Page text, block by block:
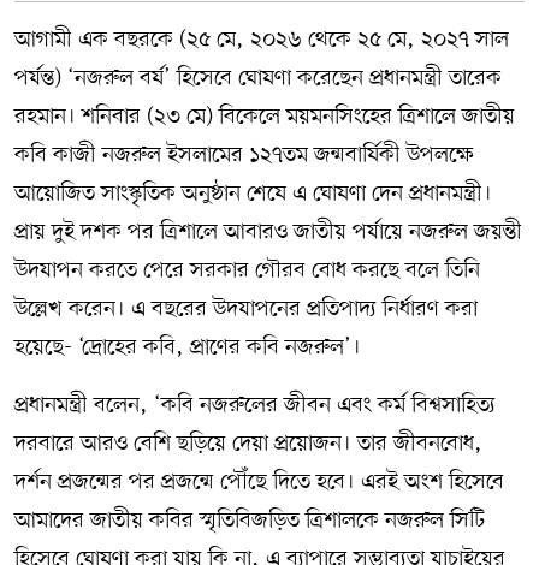
আগামী এক বছরকে (২৫ মে, ২০২৬ থেকে ২৫ মে, ২০২৭ সাল
পর্যন্ত) ‘নজরুল বর্ষ’ হিসেবে ঘোষণা করেছেন প্রধানমন্ত্রী তারেক
রহমান। শনিবার (২৩ মে) বিকেলে ময়মনসিংহের ত্রিশালে জাতীয়
কবি কাজী নজরুল ইসলামের ১২৭তম জন্মবার্ষিকী উপলক্ষে
আয়োজিত সাংস্কৃতিক অনুষ্ঠান শেষে এ ঘোষণা দেন প্রধানমন্ত্রী।
প্রায় দুই দশক পর ত্রিশালে আবারও জাতীয় পর্যায়ে নজরুল জয়ন্তী
উদযাপন করতে পেরে সরকার গৌরব বোধ করছে বলে তিনি
উল্লেখ করেন। এ বছরের উদযাপনের প্রতিপাদ্য নির্ধারণ করা
হয়েছে- ‘দ্রোহের কবি, প্রাণের কবি নজরুল’।
প্রধানমন্ত্রী বলেন, ‘কবি নজরুলের জীবন এবং কর্ম বিশ্বসাহিত্য
দরবারে আরও বেশি ছড়িয়ে দেয়া প্রয়োজন। তার জীবনবোধ,
দর্শন প্রজন্মের পর প্রজন্মে পৌঁছে দিতে হবে। এরই অংশ হিসেবে
আমাদের জাতীয় কবির স্মৃতিবিজড়িত ত্রিশালকে নজরুল সিটি
হিসেবে ঘোষণা করা যায় কি না, এ ব্যাপারে সম্ভাব্যতা যাচাইয়ের